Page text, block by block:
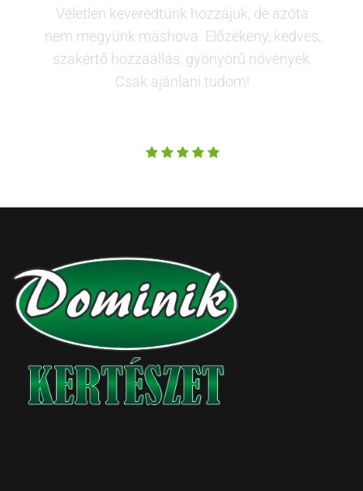
Véletlen keveredtünk hozzájuk, de azóta
nem megyünk máshova. Előzékeny, kedves,
szakértő hozzáállás, gyönyörű növények.
Csak ajánlani tudom!